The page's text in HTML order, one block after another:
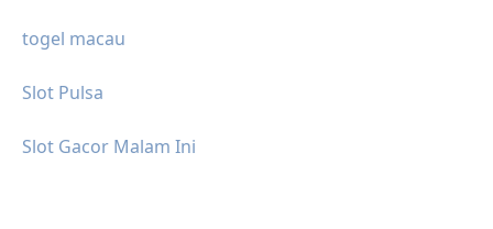
togel macau
Slot Pulsa
Slot Gacor Malam Ini